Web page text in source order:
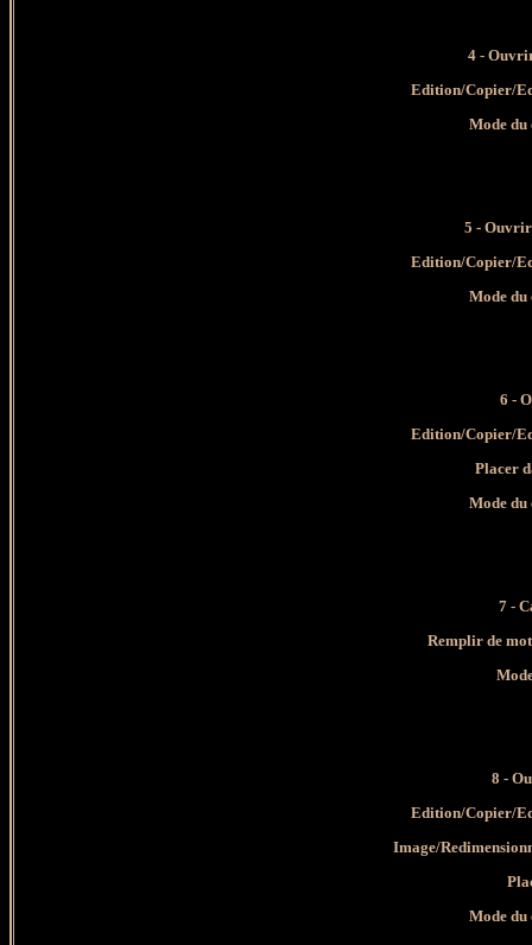
4 -
Edition/Copier/
Mode
5 -
Edition/Copier/
Mode
6 -
Edition/Copier/
Placer
Mode
7 -
Remplir de
8 -
Edition/Copier/
Image/
Mode